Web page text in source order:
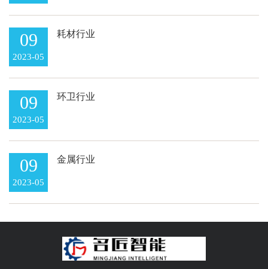
09
2023-05
耗材行业
09
2023-05
环卫行业
09
2023-05
金属行业